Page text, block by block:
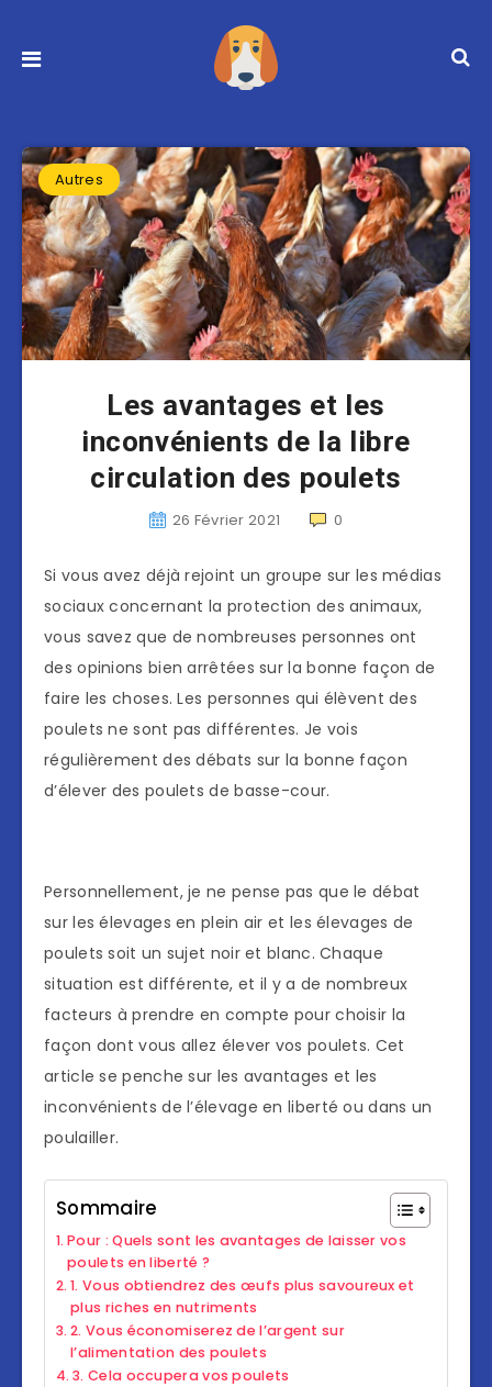
Autres
Les avantages et les
inconvénients de la libre
circulation des poulets
26 Février 2021 0
Si vous avez déjà rejoint un groupe sur les médias
sociaux concernant la protection des animaux,
vous savez que de nombreuses personnes ont
des opinions bien arrêtées sur la bonne façon de
faire les choses. Les personnes qui élèvent des
poulets ne sont pas différentes. Je vois
régulièrement des débats sur la bonne façon
d’élever des poulets de basse-cour.
Personnellement, je ne pense pas que le débat
sur les élevages en plein air et les élevages de
poulets soit un sujet noir et blanc. Chaque
situation est différente, et il y a de nombreux
facteurs à prendre en compte pour choisir la
façon dont vous allez élever vos poulets. Cet
article se penche sur les avantages et les
inconvénients de l’élevage en liberté ou dans un
poulailler.
Sommaire
Pour : Quels sont les avantages de laisser vos
poulets en liberté ?
1. Vous obtiendrez des œufs plus savoureux et
plus riches en nutriments
2. Vous économiserez de l’argent sur
l’alimentation des poulets
3. Cela occupera vos poulets